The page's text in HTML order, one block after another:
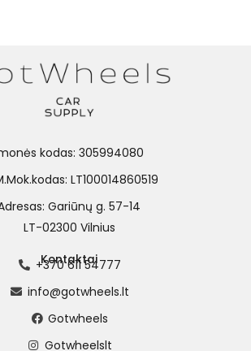
kodas: 305994080
LT100014860519
Gariūnų g. 57-14
LT-02300 Vilnius
Kontaktai
+370 611 54777
info@gotwheels.lt
Gotwheels
Gotwheelslt